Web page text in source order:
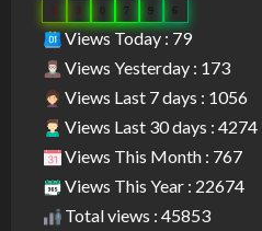
0 3 7 9 6
Views Today : 79
Views Yesterday : 173
Views Last 7 days : 1056
Views Last 30 days : 4274
Views This Month : 767
Views This Year : 22674
Total views : 45853